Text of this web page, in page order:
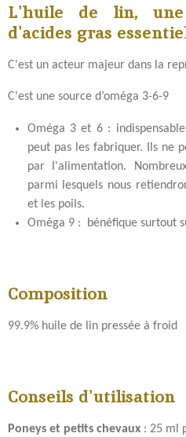
L'huile de lin,
d'acides gras
C'est un acteur majeur dans la
C'est une source d’oméga 3-6-9
Oméga 3 et 6 :
peut pas les fabriquer. Ils ne
par l'alimentation.
parmi lesquels nous
et les poils.
Oméga 9 : bénéfique surtout
Composition
99.9% huile de lin pressée à froid
Conseils d'utilisation
Poneys et petits chevaux : 25 ml